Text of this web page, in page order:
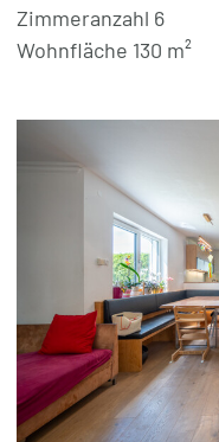
Zimmeranzahl 6
Wohnfläche 130 m²